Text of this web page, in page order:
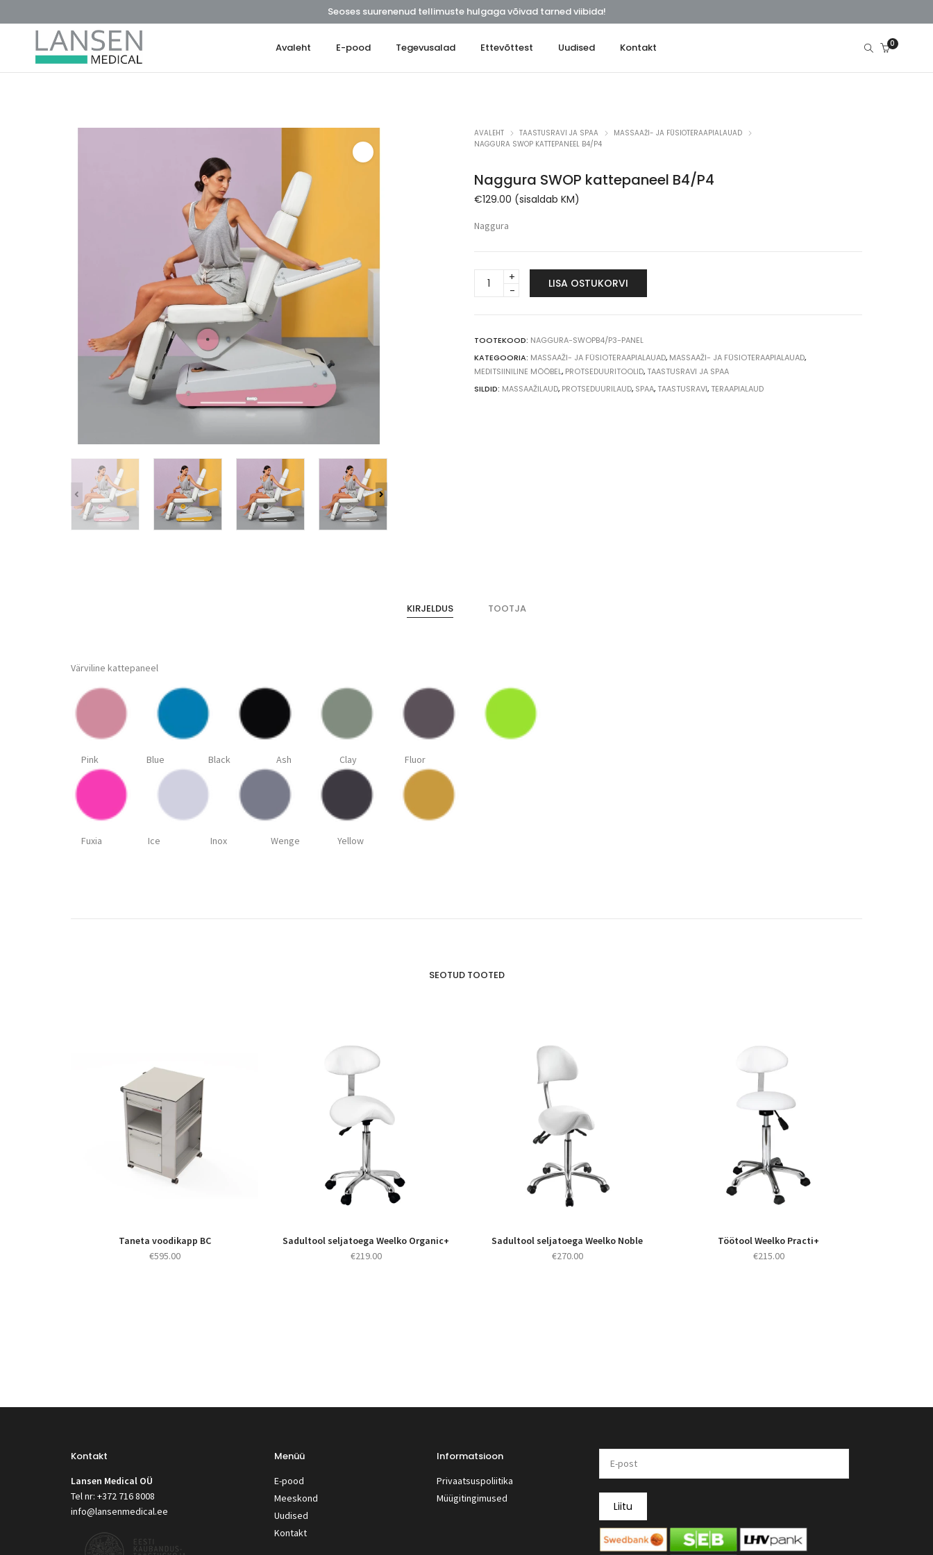
Seoses suurenenud tellimuste hulgaga võivad tarned viibida!
Avaleht E-pood Tegevusalad Ettevõttest Uudised Kontakt 0
AVALEHT TAASTUSRAVI JA SPAA
MASSAAŽI- JA FÜSIOTERAAPIALAUAD
NAGGURA SWOP KATTEPANEEL B4/P4
Naggura SWOP kattepaneel B4/P4
€129.00 (sisaldab KM)
Naggura
Naggura
SWOP
LISA OSTUKORVI
TOOTEKOOD: NAGGURA-SWOPB4/P3-PANEL
KATEGOORIA: MASSAAŽI- JA FÜSIOTERAAPIALAUAD, MASSAAŽI- JA FÜSIOTERAAPIALAUAD,
MEDITSIINILINE MÖÖBEL, PROTSEDUURITOOLID, TAASTUSRAVI JA SPAA
SILDID: MASSAAŽILAUD, PROTSEDUURILAUD, SPAA, TAASTUSRAVI, TERAAPIALAUD
KIRJELDUS TOOTJA
Värviline kattepaneel
Pink Blue Black Ash Clay Fluor
Fuxia Ice Inox Wenge Yellow
SEOTUD TOOTED
Taneta voodikapp BC
€595.00
Sadultool seljatoega Weelko Organic+
€219.00
Sadultool seljatoega Weelko Noble
€270.00
Töötool Weelko Practi+
€215.00
Kontakt
Lansen Medical OÜ
Tel nr: +372 716 8008
info@lansenmedical.ee
Menüü
E-pood
Meeskond
Uudised
Kontakt
Informatsioon
Privaatsuspoliitika
Müügitingimused
Liitu